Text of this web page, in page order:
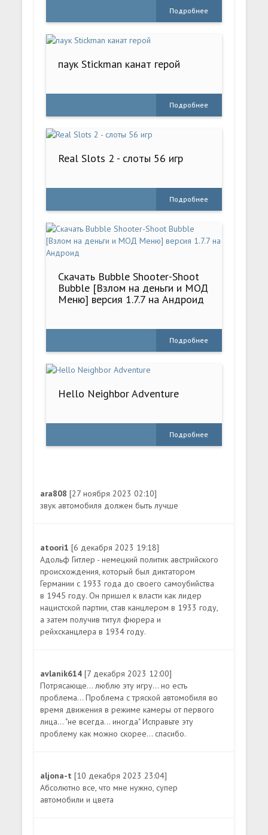
Подробнее
паук Stickman канат герой
Подробнее
Real Slots 2 - слоты 56 игр
Подробнее
Скачать Bubble Shooter-Shoot
Bubble [Взлом на деньги и МОД
Меню] версия 1.7.7 на Андроид
Подробнее
Hello Neighbor Adventure
Подробнее
ara808[27 ноября 2023 02:10]
звук автомобиля должен быть лучше
atoori1[6 декабря 2023 19:18]
Адольф Гитлер - немецкий политик австрийского
происхождения, который был диктатором
Германии с 1933 года до своего самоубийства
в 1945 году. Он пришел к власти как лидер
нацистской партии, став канцлером в 1933 году,
а затем получив титул фюрера и
рейхсканцлера в 1934 году.
avlanik614[7 декабря 2023 12:00]
Потрясающе... люблю эту игру... но есть
проблема... Проблема с тряской автомобиля во
время движения в режиме камеры от первого
лица... "не всегда... иногда" Исправьте эту
проблему как можно скорее... спасибо.
aljona-t[10 декабря 2023 23:04]
Абсолютно все, что мне нужно, супер
автомобили и цвета